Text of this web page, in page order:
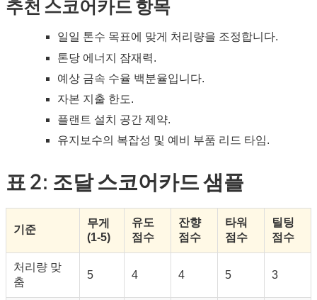
추천 스코어카드 항목
일일 톤수 목표에 맞게 처리량을 조정합니다.
톤당 에너지 잠재력.
예상 금속 수율 백분율입니다.
자본 지출 한도.
플랜트 설치 공간 제약.
유지보수의 복잡성 및 예비 부품 리드 타임.
표 2: 조달 스코어카드 샘플
기준
무게
(1-5)
유도
점수
잔향
점수
타워
점수
틸팅
점수
처리량 맞
춤
5 4 4 5 3